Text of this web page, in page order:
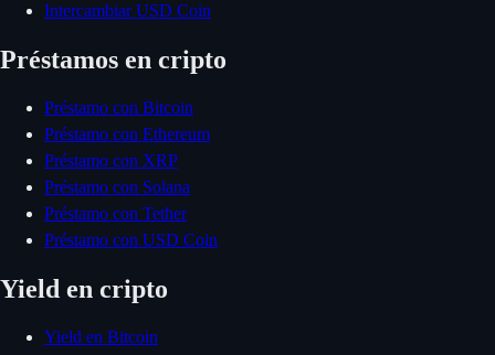
Intercambiar USD Coin
Préstamos en cripto
Préstamo con Bitcoin
Préstamo con Ethereum
Préstamo con XRP
Préstamo con Solana
Préstamo con Tether
Préstamo con USD Coin
Yield en cripto
Yield en Bitcoin